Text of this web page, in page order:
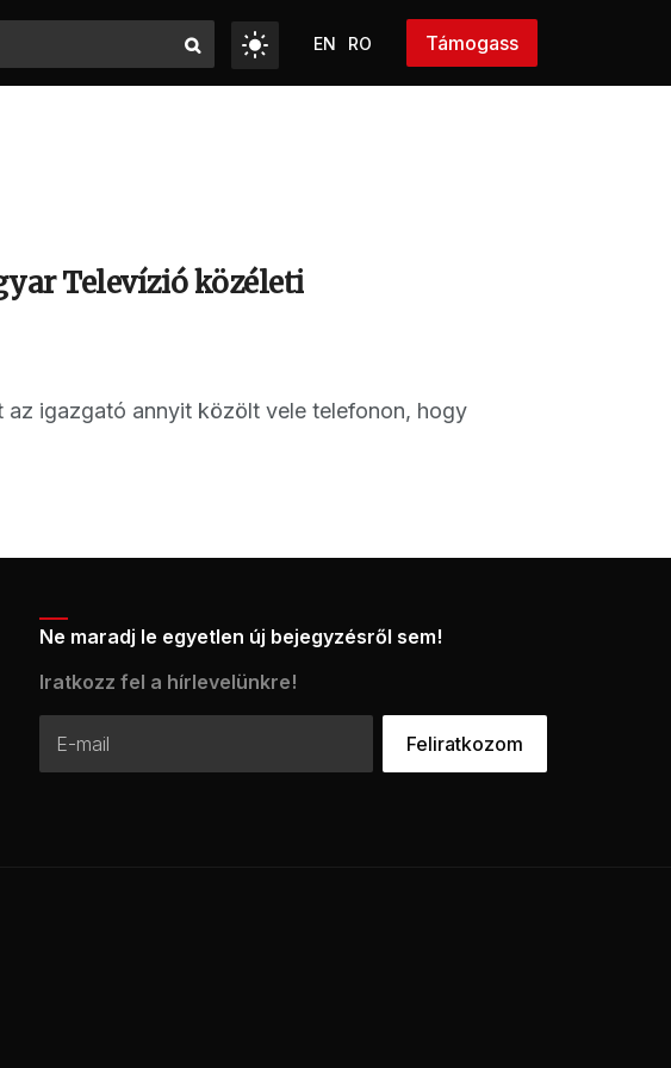
EN RO Támogass
Televízió közéleti
az igazgató annyit közölt vele telefonon, hogy
Ne maradj le egyetlen új bejegyzésről sem!
Iratkozz fel a hírlevelünkre!